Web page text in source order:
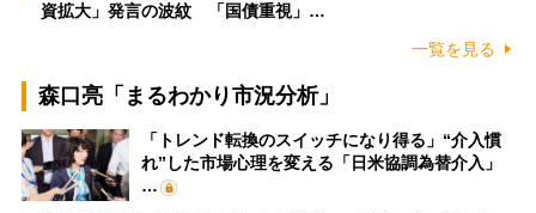
資拡大」発言の波紋 「国債重視」…
一覧を見る
森口亮「まるわかり市況分析」
「トレンド転換のスイッチになり得る」“介入慣
れ”した市場心理を変える「日米協調為替介入」
…